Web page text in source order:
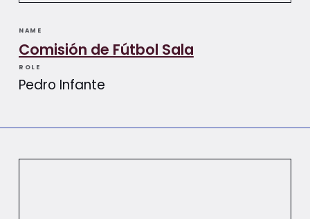
NAME
Comisión de Fútbol Sala
ROLE
Pedro Infante